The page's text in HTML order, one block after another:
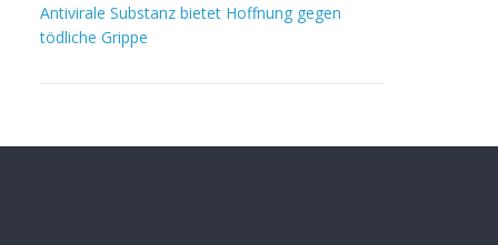
Antivirale Substanz bietet Hoffnung gegen
tödliche Grippe